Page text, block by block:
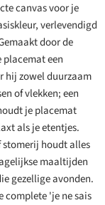
canvas voor je
verlevendigd
door de
een
hij zowel duurzaam
of vlekken; een
je placemat
als je etentjes.
stomerij houdt alles
maaltijden
gezellige avonden.
complete 'je ne sais